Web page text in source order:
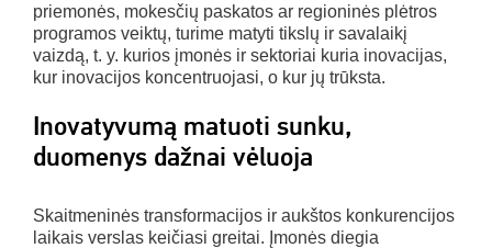
priemonės, mokesčių paskatos ar regioninės plėtros
programos veiktų, turime matyti tikslų ir savalaikį
vaizdą, t. y. kurios įmonės ir sektoriai kuria inovacijas,
kur inovacijos koncentruojasi, o kur jų trūksta.
Inovatyvumą matuoti sunku,
duomenys dažnai vėluoja
Skaitmeninės transformacijos ir aukštos konkurencijos
laikais verslas keičiasi greitai. Įmonės diegia